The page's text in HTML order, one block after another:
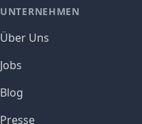
UNTERNEHMEN
Über Uns
Jobs
Blog
Presse